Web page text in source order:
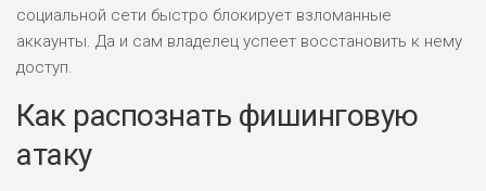
социальной сети быстро блокирует взломанные
аккаунты. Да и сам владелец успеет восстановить к нему
доступ.
Как распознать фишинговую
атаку